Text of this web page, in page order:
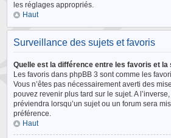
les réglages appropriés.
Haut
Surveillance des sujets et favoris
Quelle est la différence entre les favoris et la
Les favoris dans phpBB 3 sont comme les
Vous n’êtes pas nécessairement averti des
pouvez revenir plus tard sur le sujet. A
préviendra lorsqu’un sujet ou un forum sera
préférence.
Haut